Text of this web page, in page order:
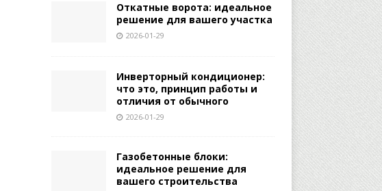
Откатные ворота: идеальное
решение для вашего участка
2026-01-29
Инверторный кондиционер:
что это, принцип работы и
отличия от обычного
2026-01-29
Газобетонные блоки:
идеальное решение для
вашего строительства